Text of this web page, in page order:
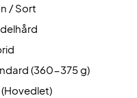
stabil
/ Sort
(360-375 g)
(Hovedlet)